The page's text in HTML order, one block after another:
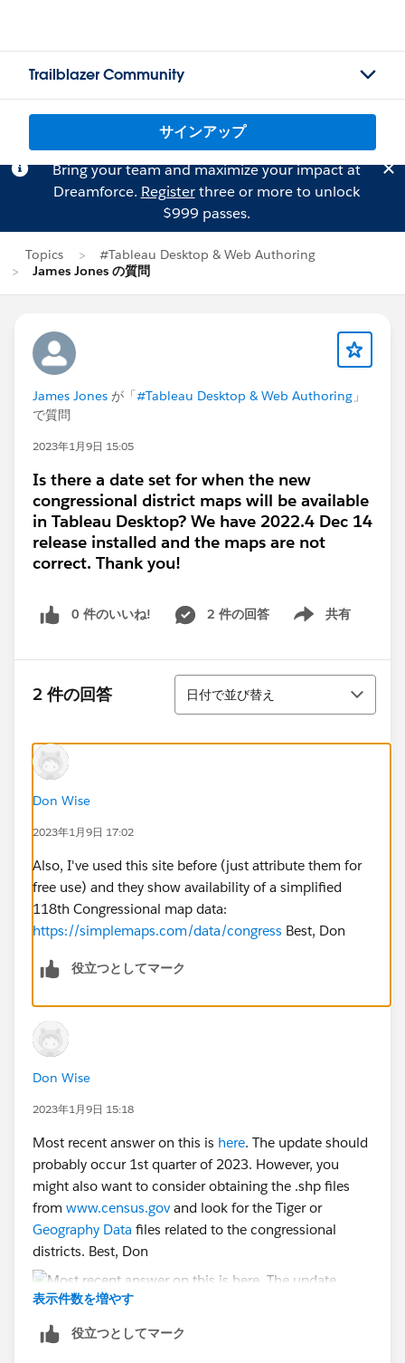
Trailblazer Community
サインアップ
Bring your team and maximize your impact at
Dreamforce. Registerthree or more to unlock
$999 passes.
Topics
#Tableau Desktop & Web Authoring
James Jones の質問
James Jones が「#Tableau Desktop & Web Authoring 」
で質問
2023年1月9日 15:05
Is there a date set for when the new
congressional district maps will be available
in Tableau Desktop? We have 2022.4 Dec 14
release installed and the maps are not
correct. Thank you!
0 件のいいね! 2 件の回答 共有
Show menu
2 件の回答
並び替え
日付で並び替え
Don Wise
2023年1月9日 17:02
Also, I've used this site before (just attribute them for
free use) and they show availability of a simplified
118th Congressional map data:
https://simplemaps.com/data/congress Best, Don
役立つとしてマーク
Don Wise
2023年1月9日 15:18
Most recent answer on this is here. The update should
probably occur 1st quarter of 2023. However, you
might also want to consider obtaining the .shp files
from www.census.gov and look for the Tiger or
Geography Data files related to the congressional
districts. Best, Don
表示件数を増やす
役立つとしてマーク